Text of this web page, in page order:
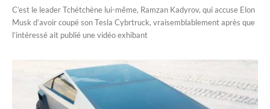
C’est le leader Tchétchène lui-même, Ramzan Kadyrov, qui accuse Elon
Musk d’avoir coupé son Tesla Cybrtruck, vraisemblablement après que
l’intéressé ait publié une vidéo exhibant